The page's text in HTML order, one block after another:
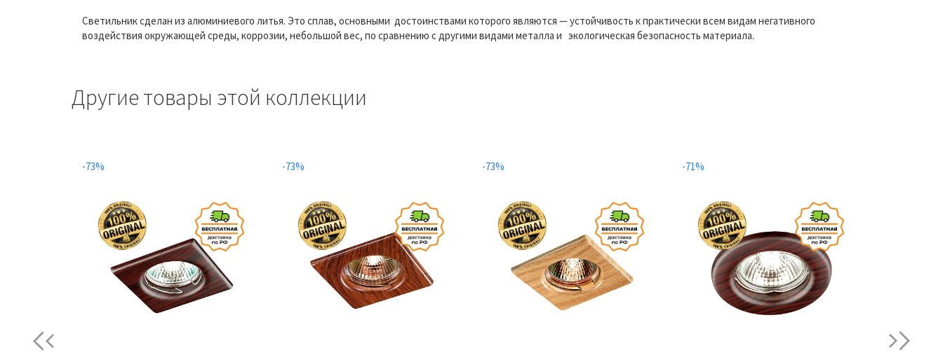
Светильник сделан из алюминиевого литья. Это сплав, основными достоинствами которого являются — устойчивость к практически всем видам негативного
воздействия окружающей среды, коррозии, небольшой вес, по сравнению с другими видами металла и экологическая безопасность материала.
Другие товары этой коллекции
Previous
-73% -73% -73% -71%
next